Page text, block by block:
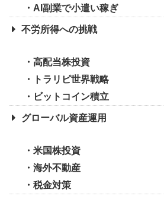
AI副業で小遣い稼ぎ
不労所得への挑戦
高配当株投資
トラリピ世界戦略
ビットコイン積立
グローバル資産運用
米国株投資
海外不動産
税金対策